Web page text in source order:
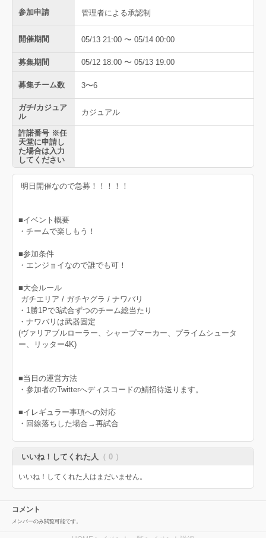
参加申請 管理者による承認制
開催期間 05/13 21:00 〜 05/14 00:00
募集期間 05/12 18:00 〜 05/13 19:00
募集チーム数 3〜6
ガチ/カジュア
ル
カジュアル
許諾番号 ※任
天堂に申請し
た場合は入力
してください
明日開催なので急募！！！！！
■イベント概要
・チームで楽しもう！
■参加条件
・エンジョイなので誰でも可！
■大会ルール
ガチエリア / ガチヤグラ / ナワバリ
・1勝1Pで3試合ずつのチーム総当たり
・ナワバリは武器固定
(ヴァリアブルローラー、シャープマーカー、プライムシュータ
ー、リッター4K)
■当日の運営方法
・参加者のTwitterへディスコードの鯖招待送ります。
■イレギュラー事項への対応
・回線落ちした場合→再試合
いいね！してくれた人 （ 0 ）
いいね！してくれた人はまだいません。
コメント
メンバーのみ閲覧可能です。